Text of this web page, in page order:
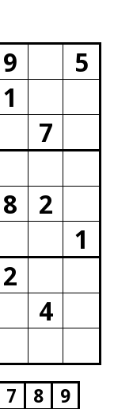
9
5
1
7
8
2
1
2
4
7 8 9